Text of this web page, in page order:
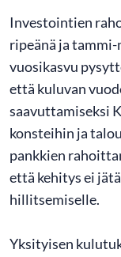
Investointien
ripeänä ja
vuosikasvu
että kuluvan
saavuttamiseksi
konsteihin ja
pankkien
että kehitys ei
hillitsemiselle.
Yksityisen